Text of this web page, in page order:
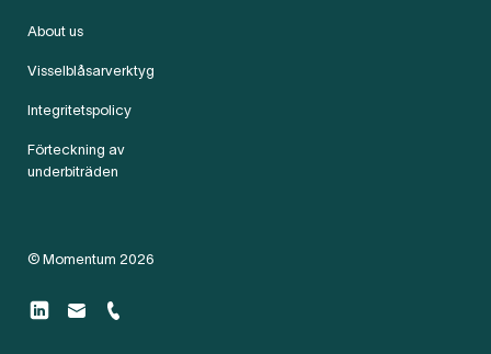
About us
Visselblåsarverktyg
Integritetspolicy
Förteckning av
underbiträden
© Momentum 2026